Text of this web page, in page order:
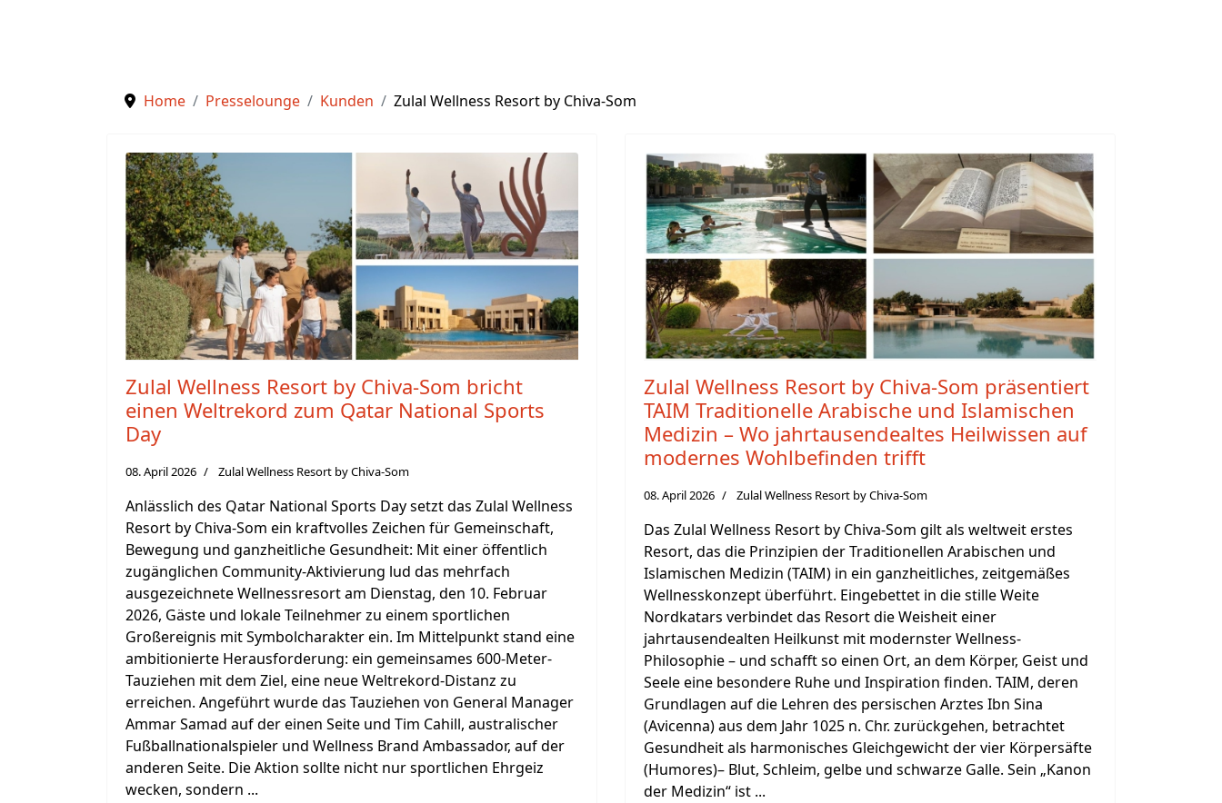
Home Presselounge Kunden Zulal Wellness Resort by Chiva-Som
Zulal Wellness Resort by Chiva-Som bricht
einen Weltrekord zum Qatar National Sports
Day
08. April 2026 Zulal Wellness Resort by Chiva-Som
Anlässlich des Qatar National Sports Day setzt das Zulal Wellness
Resort by Chiva-Som ein kraftvolles Zeichen für Gemeinschaft,
Bewegung und ganzheitliche Gesundheit: Mit einer öffentlich
zugänglichen Community-Aktivierung lud das mehrfach
ausgezeichnete Wellnessresort am Dienstag, den 10. Februar
2026, Gäste und lokale Teilnehmer zu einem sportlichen
Großereignis mit Symbolcharakter ein. Im Mittelpunkt stand eine
ambitionierte Herausforderung: ein gemeinsames 600-Meter-
Tauziehen mit dem Ziel, eine neue Weltrekord-Distanz zu
erreichen. Angeführt wurde das Tauziehen von General Manager
Ammar Samad auf der einen Seite und Tim Cahill, australischer
Fußballnationalspieler und Wellness Brand Ambassador, auf der
anderen Seite. Die Aktion sollte nicht nur sportlichen Ehrgeiz
wecken, sondern ...
Zulal Wellness Resort by Chiva-Som präsentiert
TAIM Traditionelle Arabische und Islamischen
Medizin – Wo jahrtausendealtes Heilwissen auf
modernes Wohlbefinden trifft
08. April 2026 Zulal Wellness Resort by Chiva-Som
Das Zulal Wellness Resort by Chiva-Som gilt als weltweit erstes
Resort, das die Prinzipien der Traditionellen Arabischen und
Islamischen Medizin (TAIM) in ein ganzheitliches, zeitgemäßes
Wellnesskonzept überführt. Eingebettet in die stille Weite
Nordkatars verbindet das Resort die Weisheit einer
jahrtausendealten Heilkunst mit modernster Wellness-
Philosophie – und schafft so einen Ort, an dem Körper, Geist und
Seele eine besondere Ruhe und Inspiration finden. TAIM, deren
Grundlagen auf die Lehren des persischen Arztes Ibn Sina
(Avicenna) aus dem Jahr 1025 n. Chr. zurückgehen, betrachtet
Gesundheit als harmonisches Gleichgewicht der vier Körpersäfte
(Humores)– Blut, Schleim, gelbe und schwarze Galle. Sein „Kanon
der Medizin“ ist ...